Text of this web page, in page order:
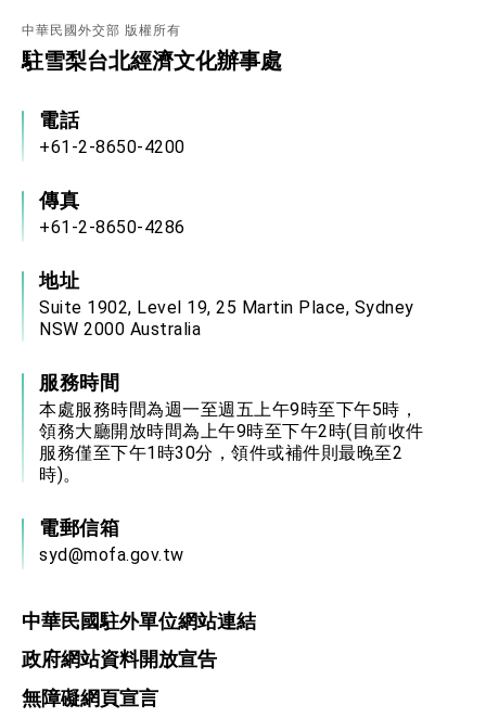
中華民國外交部 版權所有
駐雪梨台北經濟文化辦事處
電話
+61-2-8650-4200
傳真
+61-2-8650-4286
地址
Suite 1902, Level 19, 25 Martin Place, Sydney
NSW 2000 Australia
服務時間
本處服務時間為週一至週五上午9時至下午5時，
領務大廳開放時間為上午9時至下午2時(目前收件
服務僅至下午1時30分，領件或補件則最晚至2
時)。
電郵信箱
syd@mofa.gov.tw
中華民國駐外單位網站連結
政府網站資料開放宣告
無障礙網頁宣言